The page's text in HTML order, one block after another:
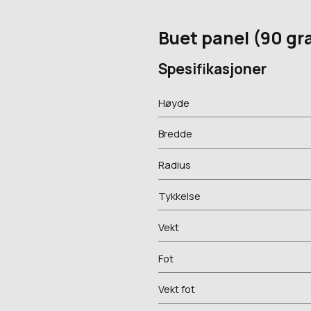
Buet panel (90
Spesifikasjoner
Høyde
Bredde
Radius
Tykkelse
Vekt
Fot
Vekt fot